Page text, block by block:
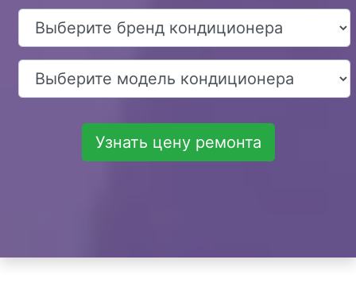
Узнать цену ремонта